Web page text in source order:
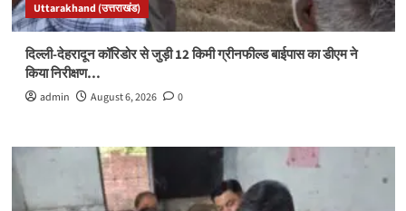
Uttarakhand (उत्तराखंड)
दिल्ली-देहरादून कॉरिडोर से जुड़ी 12 किमी ग्रीनफील्ड बाईपास का डीएम ने
किया निरीक्षण…
admin August 6, 2026 0